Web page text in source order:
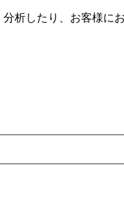
析したり、お客様に